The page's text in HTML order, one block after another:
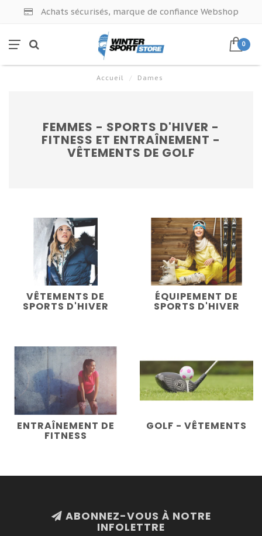
Achats sécurisés, marque de confiance Webshop
0
Accueil / Dames
FEMMES - SPORTS D'HIVER -
FITNESS ET ENTRAÎNEMENT -
VÊTEMENTS DE GOLF
VÊTEMENTS DE
SPORTS D'HIVER
ÉQUIPEMENT DE
SPORTS D'HIVER
ENTRAÎNEMENT DE
FITNESS
GOLF - VÊTEMENTS
ABONNEZ-VOUS À NOTRE
INFOLETTRE